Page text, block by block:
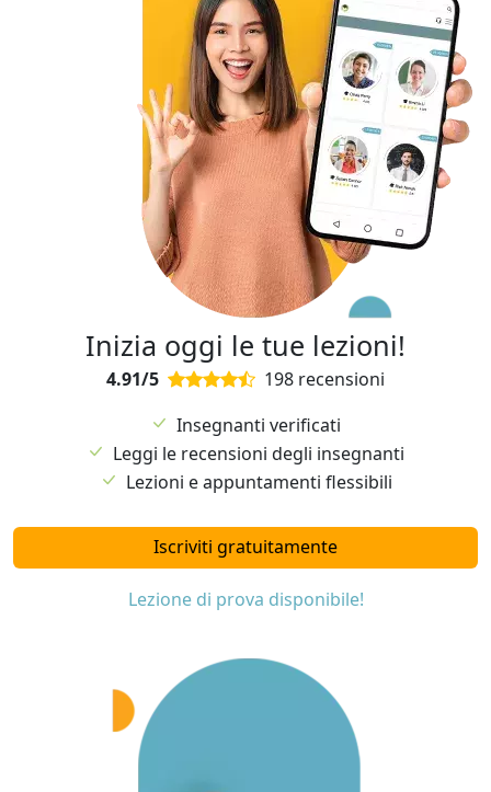
finale: livello C1/C2 +aiuto correzione dettati dei
giovani studenti Seminario in Lingue, Letterature e
Comunicazione in Europa e nelle Americhe Università
degli studi di Napoli "L'Orientale" Città: Napoli (NA) |
Paese: Italia | Lingua madre: Italiano Altre lingue:
Francese: ASCOLTO C1 LETTURA C1 SCRITTURA C1
PRODUZIONE ORALE C1 INTERAZIONE ORALE C1
Spagnolo: ASCOLTO C1 LETTURA C1 SCRITTURA C1
PRODUZIONE ORALE C1 INTERAZIONE ORALE C1
Inizia oggi le tue lezioni!
4.91/5
198 recensioni
Insegnanti verificati
Leggi le recensioni degli insegnanti
Lezioni e appuntamenti flessibili
Iscriviti gratuitamente
Lezione di prova disponibile!